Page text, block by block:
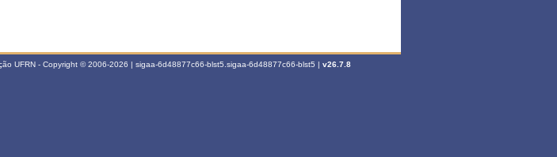
UFRN - Copyright © 2006-2026 | sigaa-6d48877c66-blst5.sigaa-6d48877c66-blst5 | v26.7.8